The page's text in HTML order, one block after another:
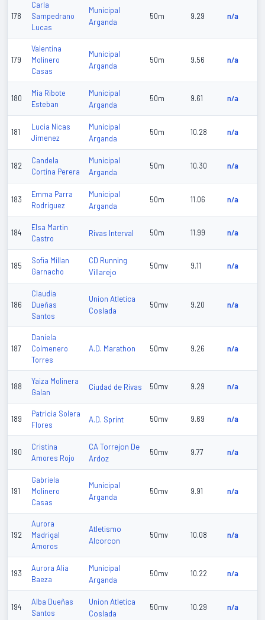
178
Carla
Sampedrano
Lucas
Municipal
Arganda
50m 9.29 n/a
179
Valentina
Molinero
Casas
Municipal
Arganda
50m 9.56 n/a
180
Mia Ribote
Esteban
Municipal
Arganda
50m 9.61 n/a
181
Lucia Nicas
Jimenez
Municipal
Arganda
50m 10.28 n/a
182
Candela
Cortina Perera
Municipal
Arganda
50m 10.30 n/a
183
Emma Parra
Rodriguez
Municipal
Arganda
50m 11.06 n/a
184
Elsa Martin
Castro
Rivas Interval 50m 11.99 n/a
185
Sofia Millan
Garnacho
CD Running
Villarejo
50mv 9.11 n/a
186
Claudia
Dueñas
Santos
Union Atletica
Coslada
50mv 9.20 n/a
187
Daniela
Colmenero
Torres
A.D. Marathon 50mv 9.26 n/a
188
Yaiza Molinera
Galan
Ciudad de Rivas 50mv 9.29 n/a
189
Patricia Solera
Flores
A.D. Sprint 50mv 9.69 n/a
190
Cristina
Amores Rojo
CA Torrejon De
Ardoz
50mv 9.77 n/a
191
Gabriela
Molinero
Casas
Municipal
Arganda
50mv 9.91 n/a
192
Aurora
Madrigal
Amoros
Atletismo
Alcorcon
50mv 10.08 n/a
193
Aurora Alia
Baeza
Municipal
Arganda
50mv 10.22 n/a
194
Alba Dueñas
Santos
Union Atletica
Coslada
50mv 10.29 n/a